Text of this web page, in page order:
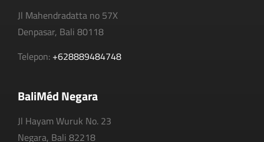
Jl Mahendradatta no 57X
Denpasar, Bali 80118
Telepon: +628889484748
BaliMéd Negara
Jl Hayam Wuruk No. 23
Negara, Bali 82218